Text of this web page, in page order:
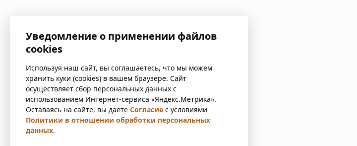
Уведомление о применении файлов
cookies
Используя наш сайт, вы соглашаетесь, что мы можем
хранить куки (cookies) в вашем браузере. Сайт
осуществляет сбор персональных данных с
использованием Интернет-сервиса «Яндекс.Метрика».
Оставаясь на сайте, вы даете Согласие с условиями
Политики в отношении обработки персональных
данных.